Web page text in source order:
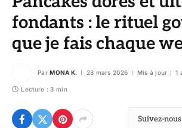
fondants : le rituel
que je fais chaque
Par MONA K. 28 mars 2026 Mis à jour : 1
Lecture : 3 min
Suivez-nous